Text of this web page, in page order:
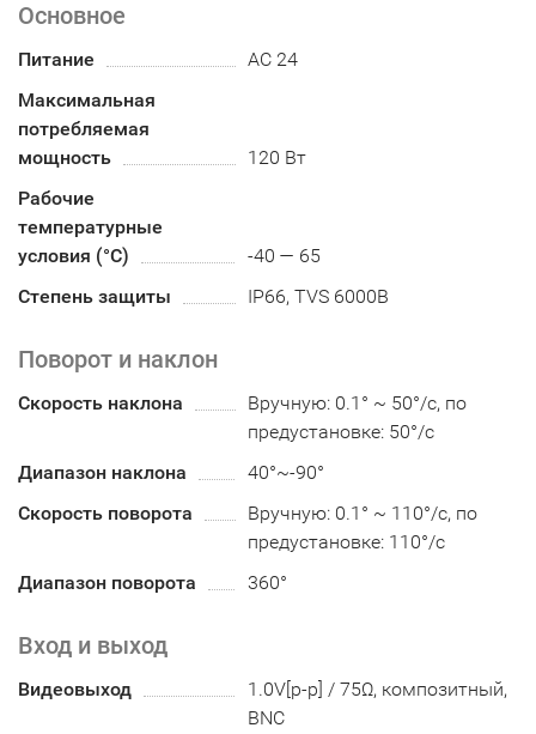
Основное
Питание
AC 24
Максимальная
потребляемая
мощность
120 Вт
Рабочие
температурные
условия (°С)
-40 — 65
Степень защиты
IP66, TVS 6000В
Поворот и наклон
Скорость наклона
Вручную: 0.1° ~ 50°/с, по
предустановке: 50°/с
Диапазон наклона
40°~-90°
Скорость поворота
Вручную: 0.1° ~ 110°/с, по
предустановке: 110°/с
Диапазон поворота
360°
Вход и выход
Видеовыход
1.0V[p-p] / 75Ω, композитный,
BNC